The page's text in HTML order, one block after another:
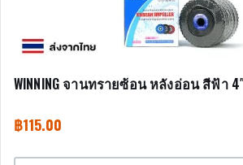
WINNING จานทรายซ้อน หลังอ่อน สีฟ้า
฿115.00